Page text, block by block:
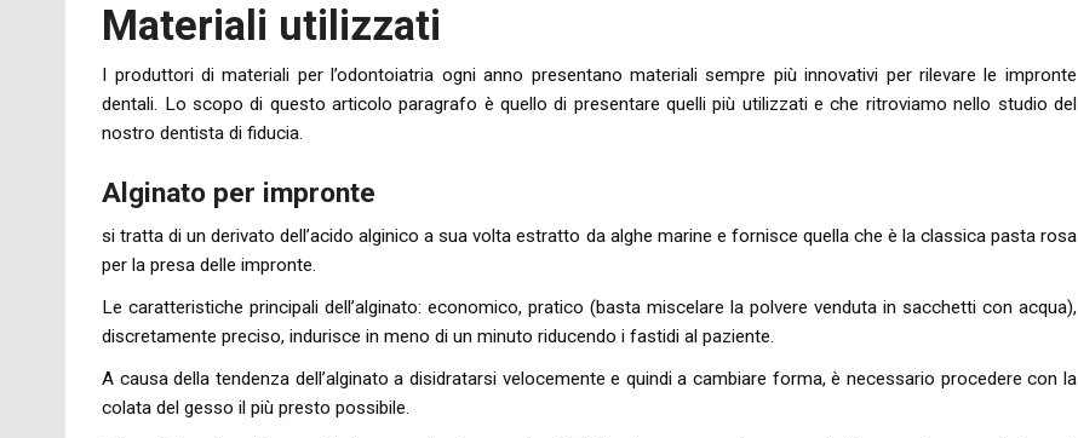
Materiali utilizzati
I produttori di materiali per l’odontoiatria ogni anno presentano materiali sempre più innovativi per rilevare le impronte
dentali. Lo scopo di questo articolo paragrafo è quello di presentare quelli più utilizzati e che ritroviamo nello studio del
nostro dentista di fiducia.
Alginato per impronte
si tratta di un derivato dell’acido alginico a sua volta estratto da alghe marine e fornisce quella che è la classica pasta rosa
per la presa delle impronte.
Le caratteristiche principali dell’alginato: economico, pratico (basta miscelare la polvere venduta in sacchetti con acqua),
discretamente preciso, indurisce in meno di un minuto riducendo i fastidi al paziente.
A causa della tendenza dell’alginato a disidratarsi velocemente e quindi a cambiare forma, è necessario procedere con la
colata del gesso il più presto possibile.